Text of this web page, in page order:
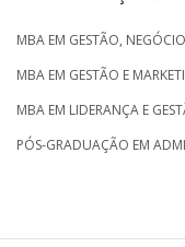
MBA EM GESTÃO,
MBA EM GESTÃO E
MBA EM LIDERANÇA E
PÓS-GRADUAÇÃO EM